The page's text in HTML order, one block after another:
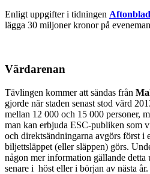
Enligt uppgifter i tidningen
lägga 30 miljoner kronor på
Värdarenan
Tävlingen kommer att sändas från
gjorde när staden senast stod värd
mellan 12 000 och 15 000 personer,
man kan erbjuda ESC-publiken som
och direktsändningarna avgörs först i
biljettsläppet (eller släppen) görs.
någon mer information gällande
senare i höst eller i början av nästa år.